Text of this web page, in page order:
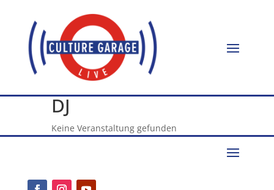
DJ
Keine Veranstaltung gefunden